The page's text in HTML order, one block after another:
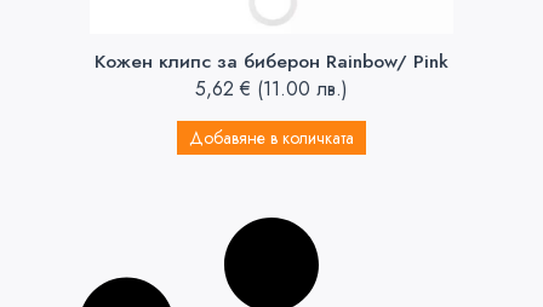
Кожен клипс за биберон Rainbow/ Pink
5,62€ (11.00 лв.)
Добавяне в количката